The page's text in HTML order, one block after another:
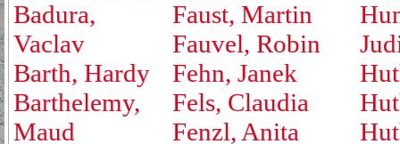
Badura,
Vaclav
Barth, Hardy
Barthelemy,
Maud
Faust, Martin
Fauvel, Robin
Fehn, Janek
Fels, Claudia
Fenzl, Anita